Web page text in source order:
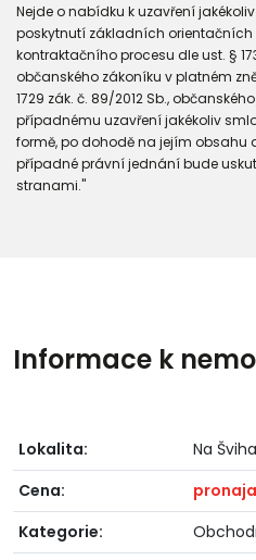
Nejde o nabídku k uzavření
poskytnutí základních
kontraktačního procesu dle ust. §
občanského zákoníku v platném
1729 zák. č. 89/2012 Sb.,
případnému uzavření jakékoliv
formě, po dohodě na jejím obsahu
případné právní jednání bude
stranami."
Informace k
Lokalita:
Na
Cena:
Kategorie: